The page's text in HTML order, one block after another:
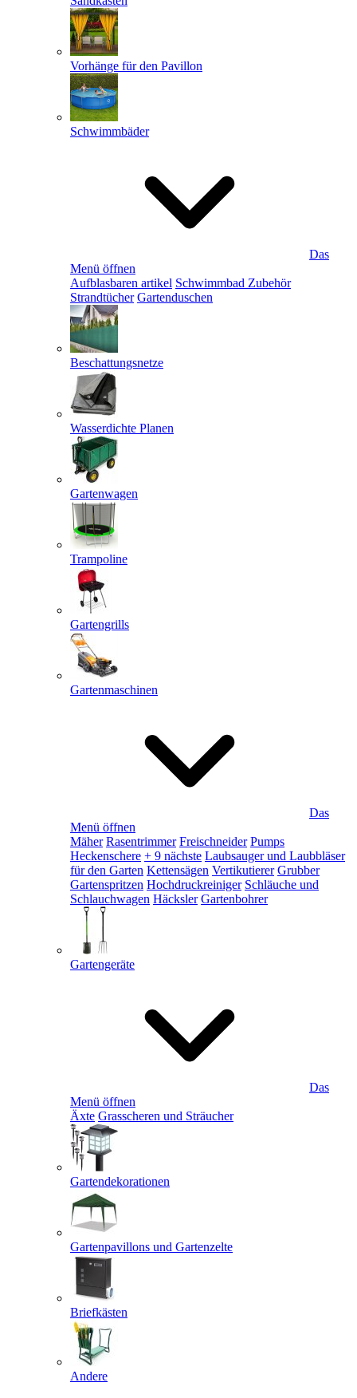
Vorhänge für den Pavillon
Schwimmbäder
Das
Menü öffnen
Aufblasbaren artikel Schwimmbad Zubehör
Strandtücher Gartenduschen
Beschattungsnetze
Wasserdichte Planen
Gartenwagen
Trampoline
Gartengrills
Gartenmaschinen
Das
Menü öffnen
Mäher Rasentrimmer Freischneider Pumps
Heckenschere + 9 nächste Laubsauger und Laubbläser
für den Garten Kettensägen Vertikutierer Grubber
Gartenspritzen Hochdruckreiniger Schläuche und
Schlauchwagen Häcksler Gartenbohrer
Gartengeräte
Das
Menü öffnen
Äxte Grasscheren und Sträucher
Gartendekorationen
Gartenpavillons und Gartenzelte
Briefkästen
Andere